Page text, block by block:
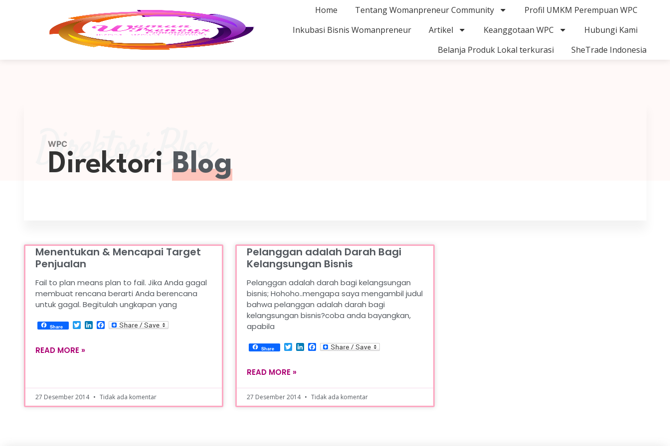
Home Tentang Womanpreneur Community
Profil UMKM Perempuan WPC
Inkubasi Bisnis Womanpreneur
Artikel Keanggotaan WPC
Hubungi Kami
Belanja Produk Lokal terkurasi
SheTrade Indonesia
Direktori Blog
WPC
Direktori Blog
Menentukan & Mencapai Target
Penjualan
Fail to plan means plan to fail. Jika Anda gagal
membuat rencana berarti Anda berencana
untuk gagal. Begitulah ungkapan yang
Share TwitterLinkedIn
Facebook
READ MORE »
27 Desember 2014 Tidak ada komentar
Pelanggan adalah Darah Bagi
Kelangsungan Bisnis
Pelanggan adalah darah bagi kelangsungan
bisnis; Hohoho..mengapa saya mengambil judul
bahwa pelanggan adalah darah bagi
kelangsungan bisnis?coba anda bayangkan,
apabila
Share TwitterLinkedIn
Facebook
READ MORE »
27 Desember 2014 Tidak ada komentar